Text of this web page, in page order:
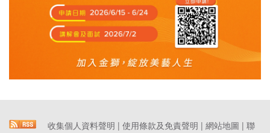
收集個人資料聲明 | 使用條款及免責聲明 | 網站地圖 | 聯